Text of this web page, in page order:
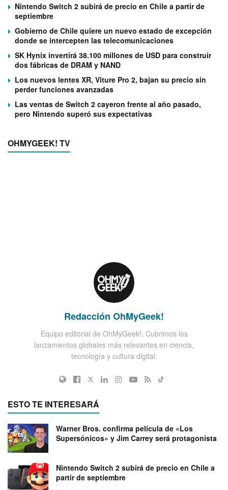
Nintendo Switch 2 subirá de precio en Chile a partir de
septiembre
Gobierno de Chile quiere un nuevo estado de excepción
donde se intercepten las telecomunicaciones
SK Hynix invertirá 38.100 millones de USD para construir
dos fábricas de DRAM y NAND
Los nuevos lentes XR, Viture Pro 2, bajan su precio sin
perder funciones avanzadas
Las ventas de Switch 2 cayeron frente al año pasado,
pero Nintendo superó sus expectativas
OHMYGEEK! TV
Redacción OhMyGeek!
Equipo editorial de OhMyGeek!. Cubrimos los
lanzamientos globales más relevantes en ciencia,
tecnología y cultura digital.
ESTO TE INTERESARÁ
Warner Bros. confirma película de «Los
Supersónicos» y Jim Carrey será protagonista
Nintendo Switch 2 subirá de precio en Chile a
partir de septiembre